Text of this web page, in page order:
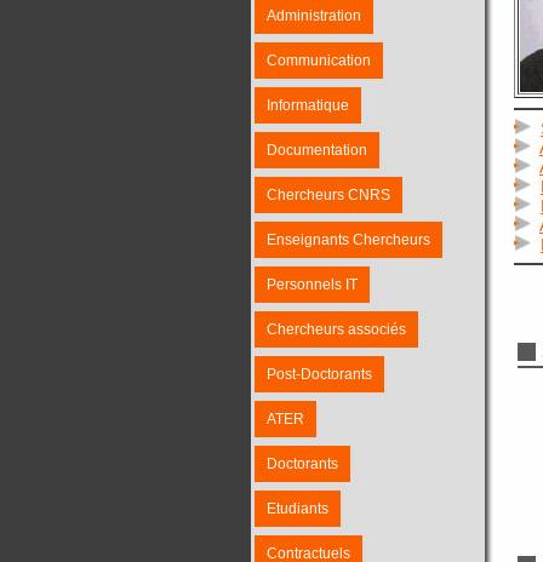
Administration
Communication
Informatique
Documentation
Chercheurs CNRS
Enseignants Chercheurs
Personnels IT
Chercheurs associés
Post-Doctorants
ATER
Doctorants
Etudiants
Contractuels